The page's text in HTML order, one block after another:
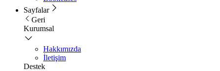
Sayfalar
Geri
Kurumsal
Hakkımızda
İletişim
Destek